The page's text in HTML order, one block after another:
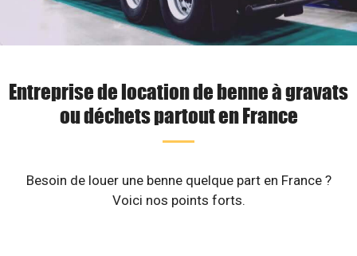
Entreprise de location de benne à gravats
ou déchets partout en France
Besoin de louer une benne quelque part en France ?
Voici nos points forts.